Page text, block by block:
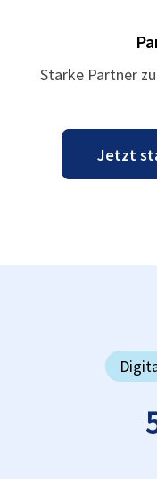
Starke Partner